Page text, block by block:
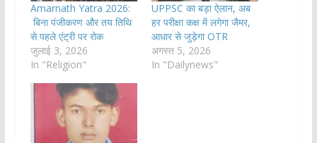
Amarnath Yatra 2026:
बिना पंजीकरण और तय तिथि
से पहले एंट्री पर रोक
जुलाई 3, 2026
In "Religion"
UPPSC का बड़ा ऐलान, अब
हर परीक्षा कक्ष में लगेगा जैमर,
आधार से जुड़ेगा OTR
अगस्त 5, 2026
In "Dailynews"